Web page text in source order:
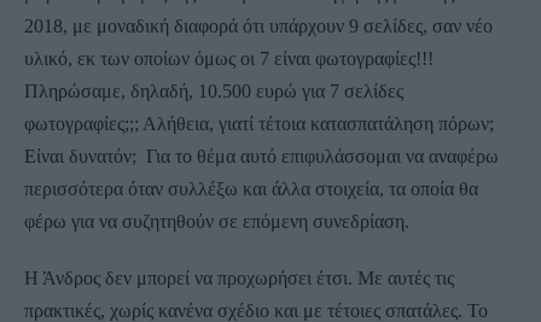
2018, με μοναδική διαφορά ότι υπάρχουν 9 σελίδες, σαν νέο
υλικό, εκ των οποίων όμως οι 7 είναι φωτογραφίες!!!
Πληρώσαμε, δηλαδή, 10.500 ευρώ για 7 σελίδες
φωτογραφίες;;; Αλήθεια, γιατί τέτοια κατασπατάληση πόρων;
Είναι δυνατόν; Για το θέμα αυτό επιφυλάσσομαι να αναφέρω
περισσότερα όταν συλλέξω και άλλα στοιχεία, τα οποία θα
φέρω για να συζητηθούν σε επόμενη συνεδρίαση.
Η Άνδρος δεν μπορεί να προχωρήσει έτσι. Με αυτές τις
πρακτικές, χωρίς κανένα σχέδιο και με τέτοιες σπατάλες. Το